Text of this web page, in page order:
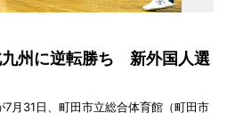
州に逆転勝ち 新外国人選
7月31日、町田市立総合体育館（町田市